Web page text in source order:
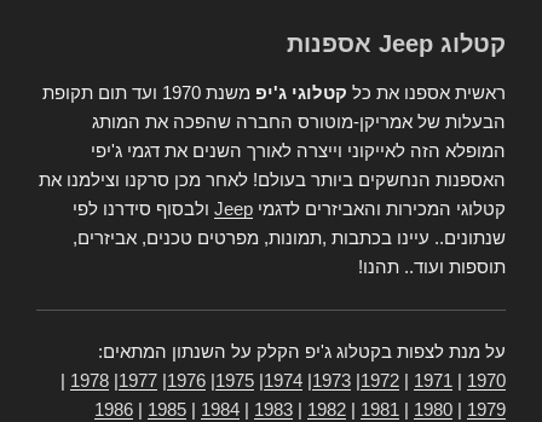
קטלוג Jeep אספנות
ראשית אספנו את כל קטלוגי ג'יפ
משנת 1970 ועד תום תקופת
הבעלות של אמריקן-מוטורס החברה שהפכה את המותג
המופלא הזה לאייקוני וייצרה לאורך השנים את דגמי ג'יפי
האספנות הנחשקים ביותר בעולם! לאחר מכן סרקנו וצילמנו את
קטלוגי המכירות והאביזרים לדגמי Jeep ולבסוף סידרנו לפי
שנתונים.. עיינו בכתבות ,תמונות, מפרטים טכנים, אביזרים,
תוספות ועוד.. תהנו!
על מנת לצפות בקטלוג ג'יפ הקלק על השנתון המתאים:
1970
1971
1972
1973
1974
1975
1976
1977
1978
1979
1980
1981
1982
1983
1984
1985
1986